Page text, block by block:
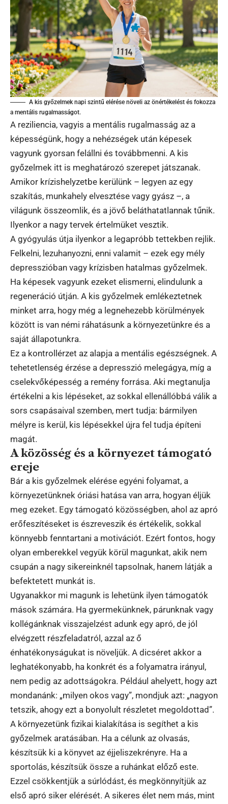
A kis győzelmek napi szintű elérése növeli az önértékelést és fokozza
a mentális rugalmasságot.
A reziliencia, vagyis a mentális rugalmasság az a
képességünk, hogy a nehézségek után képesek
vagyunk gyorsan felállni és továbbmenni. A kis
győzelmek itt is meghatározó szerepet játszanak.
Amikor krízishelyzetbe kerülünk – legyen az egy
szakítás, munkahely elvesztése vagy gyász –, a
világunk összeomlik, és a jövő beláthatatlannak tűnik.
Ilyenkor a nagy tervek értelmüket vesztik.
A gyógyulás útja ilyenkor a legapróbb tettekben rejlik.
Felkelni, lezuhanyozni, enni valamit – ezek egy mély
depresszióban vagy krízisben hatalmas győzelmek.
Ha képesek vagyunk ezeket elismerni, elindulunk a
regeneráció útján. A kis győzelmek emlékeztetnek
minket arra, hogy még a legnehezebb körülmények
között is van némi ráhatásunk a környezetünkre és a
saját állapotunkra.
Ez a kontrollérzet az alapja a mentális egészségnek. A
tehetetlenség érzése a depresszió melegágya, míg a
cselekvőképesség a remény forrása. Aki megtanulja
értékelni a kis lépéseket, az sokkal ellenállóbbá válik a
sors csapásaival szemben, mert tudja: bármilyen
mélyre is kerül, kis lépésekkel újra fel tudja építeni
magát.
A közösség és a környezet támogató
ereje
Bár a kis győzelmek elérése egyéni folyamat, a
környezetünknek óriási hatása van arra, hogyan éljük
meg ezeket. Egy támogató közösségben, ahol az apró
erőfeszítéseket is észreveszik és értékelik, sokkal
könnyebb fenntartani a motivációt. Ezért fontos, hogy
olyan emberekkel vegyük körül magunkat, akik nem
csupán a nagy sikereinknél tapsolnak, hanem látják a
befektetett munkát is.
Ugyanakkor mi magunk is lehetünk ilyen támogatók
mások számára. Ha gyermekünknek, párunknak vagy
kollégánknak visszajelzést adunk egy apró, de jól
elvégzett részfeladatról, azzal az ő
énhatékonyságukat is növeljük. A dicséret akkor a
leghatékonyabb, ha konkrét és a folyamatra irányul,
nem pedig az adottságokra. Például ahelyett, hogy azt
mondanánk: „milyen okos vagy”, mondjuk azt: „nagyon
tetszik, ahogy ezt a bonyolult részletet megoldottad”.
A környezetünk fizikai kialakítása is segíthet a kis
győzelmek aratásában. Ha a célunk az olvasás,
készítsük ki a könyvet az éjjeliszekrényre. Ha a
sportolás, készítsük össze a ruhánkat előző este.
Ezzel csökkentjük a súrlódást, és megkönnyítjük az
első apró siker elérését. A sikeres élet nem más, mint